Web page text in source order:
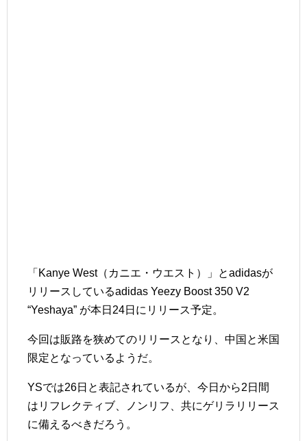
「Kanye West（カニエ・ウエスト）」とadidasが
リリースしているadidas Yeezy Boost 350 V2
“Yeshaya” が本日24日にリリース予定。
今回は販路を狭めてのリリースとなり、中国と米国
限定となっているようだ。
YSでは26日と表記されているが、今日から2日間
はリフレクティブ、ノンリフ、共にゲリラリリース
に備えるべきだろう。